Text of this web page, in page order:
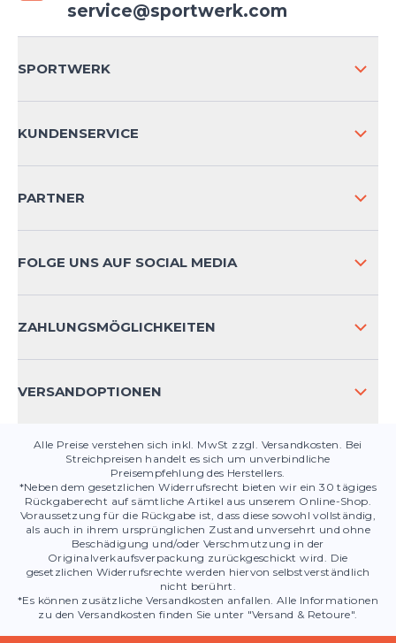
service@sportwerk.com
SPORTWERK
KUNDENSERVICE
KONTAKT
PRODUKTSICHERHEIT
PARTNER
FOLGE UNS AUF SOCIAL MEDIA
ZAHLUNGSMÖGLICHKEITEN
VERSANDOPTIONEN
Alle Preise verstehen sich inkl. MwSt zzgl. Versandkosten. Bei
Streichpreisen handelt es sich um unverbindliche
Preisempfehlung des Herstellers.
*Neben dem gesetzlichen Widerrufsrecht bieten wir ein 30 tägiges
Rückgaberecht auf sämtliche Artikel aus unserem Online-Shop.
Voraussetzung für die Rückgabe ist, dass diese sowohl vollständig,
als auch in ihrem ursprünglichen Zustand unversehrt und ohne
Beschädigung und/oder Verschmutzung in der
Originalverkaufsverpackung zurückgeschickt wird. Die
gesetzlichen Widerrufsrechte werden hiervon selbstverständlich
nicht berührt.
*Es können zusätzliche Versandkosten anfallen. Alle Informationen
zu den Versandkosten finden Sie unter "Versand & Retoure".